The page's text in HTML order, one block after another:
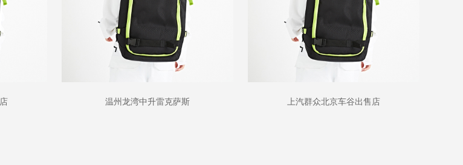
温州龙湾中升雷克萨斯 上汽群众北京车谷出售店